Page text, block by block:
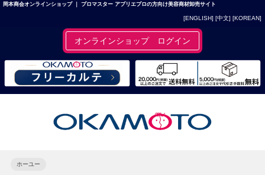
岡本商会オンラインショップ ｜ プロマスター アプリエプロの方向け美容商材卸売サイト
[ENGLISH] [中文] [KOREAN]
オンラインショップ ログイン
ホーユー